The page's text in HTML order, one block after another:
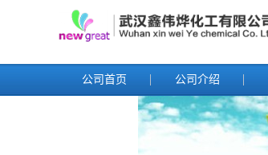
公司首页 公司介绍